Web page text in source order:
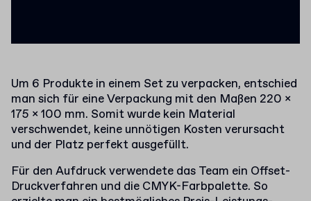
Um 6 Produkte in einem Set zu verpacken, entschied
man sich für eine Verpackung mit den Maßen 220 x
175 x 100 mm. Somit wurde kein Material
verschwendet, keine unnötigen Kosten verursacht
und der Platz perfekt ausgefüllt.
Für den Aufdruck verwendete das Team ein Offset-
Druckverfahren und die CMYK-Farbpalette. So